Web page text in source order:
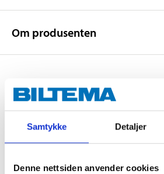
Samtykke Detaljer
Denne nettsiden anvender cookies
Om produsenten
Kjøp & Hent
LES MER